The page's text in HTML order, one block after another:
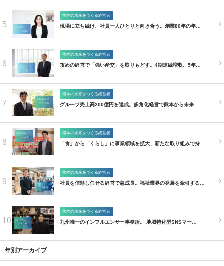
5
熊本の未来をつくる経営者
現場に立ち続け、社員一人ひとりと向き合う。創業80年の年…
6
熊本の未来をつくる経営者
攻めの経営で「強い産交」を取りもどす。4期連続増収、5年…
7
熊本の未来をつくる経営者
グループ売上高200億円を達成。多角化経営で熊本から未来…
8
熊本の未来をつくる経営者
「食」から「くらし」に事業領域を拡大、新たな取り組みで持…
9
熊本の未来をつくる経営者
社員を信頼し任せる経営で急成長。福祉業界の発展を牽引する…
10
熊本の未来をつくる経営者
九州唯一のインフルエンサー事務所。 地域特化型SNSマー…
年別アーカイブ